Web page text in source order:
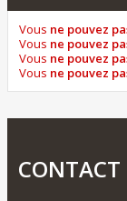
Vous ne pouvez
Vous ne pouvez
Vous ne pouvez
Vous ne pouvez
CONTACT